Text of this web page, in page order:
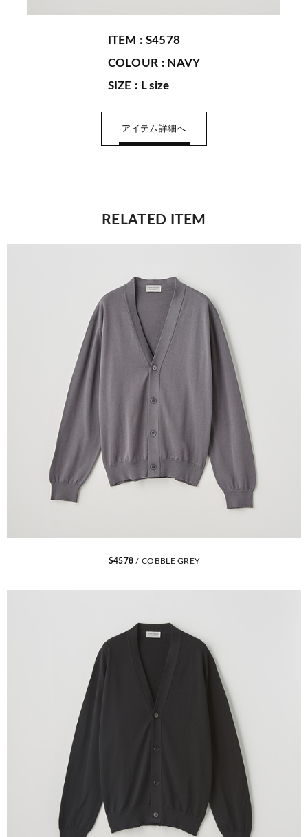
ITEM : S4578
COLOUR : NAVY
SIZE : L size
アイテム詳細へ
RELATED ITEM
S4578 / COBBLE GREY